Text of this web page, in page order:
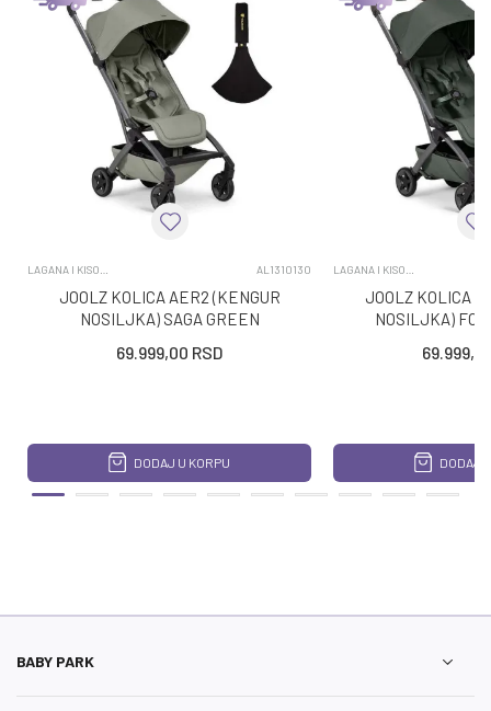
LAGANA I KISOBRAN KOLICA AL1310130
JOOLZ KOLICA AER2 (KENGUR
NOSILJKA) SAGA GREEN
69.999,00 RSD
DODAJ U KORPU
LAGANA I KISOBRAN KOLICA
JOOLZ KOLICA
NOSILJKA)
DODAJ
BABY PARK